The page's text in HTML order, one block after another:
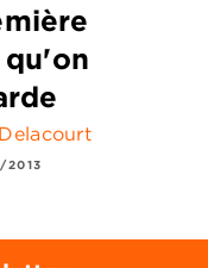
qu'on
2013